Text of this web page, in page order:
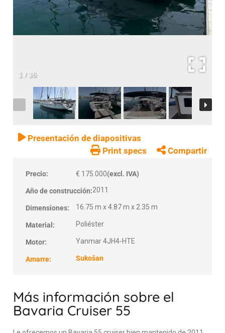
1 /36
Presentación de diapositivas
Print specs
Compartir
Precio: € 175.000(excl. IVA)
Año de construcción:2011
Dimensiones: 16.75 m x 4.87 m x 2.35 m
Material: Poliéster
Motor: Yanmar 4JH4-HTE
Amarre: Sukošan
Más información sobre el
Bavaria Cruiser 55